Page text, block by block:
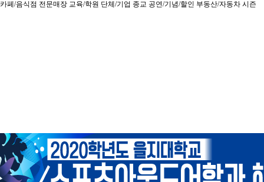
카페/음식점 전문매장 교육/학원 단체/기업 종교 공연/기념/할인 부동산/자동차 시즌